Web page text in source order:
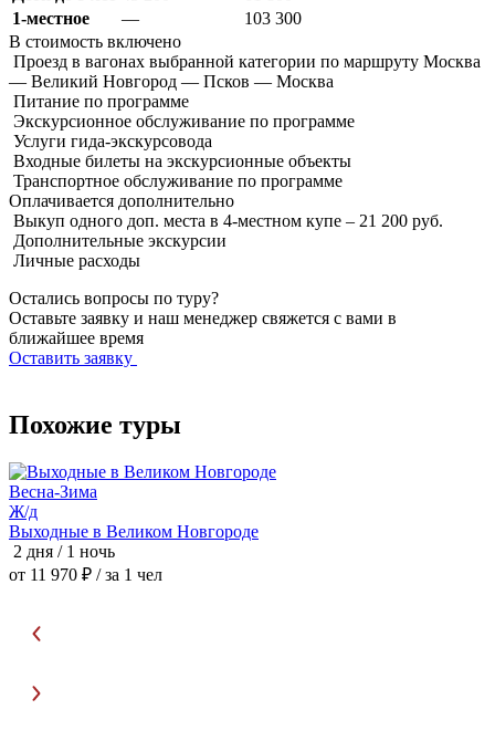
1-местное
—
103 300
В стоимость включено
Проезд в вагонах выбранной категории по маршруту Москва
— Великий Новгород — Псков — Москва
Питание по программе
Экскурсионное обслуживание по программе
Услуги гида-экскурсовода
Входные билеты на экскурсионные объекты
Транспортное обслуживание по программе
Оплачивается дополнительно
Выкуп одного доп. места в 4-местном купе – 21 200 руб.
Дополнительные экскурсии
Личные расходы
Остались вопросы по туру?
Оставьте заявку и наш менеджер свяжется с вами в
ближайшее время
Оставить заявку
Похожие туры
Весна-Зима
Ж/д
Выходные в Великом Новгороде
2 дня / 1 ночь
от 11 970 ₽ / за 1 чел